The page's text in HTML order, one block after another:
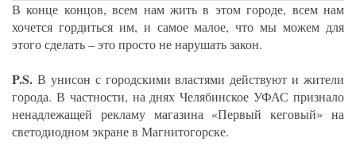
В конце концов, всем нам жить в этом городе, всем нам
хочется гордиться им, и самое малое, что мы можем для
этого сделать – это просто не нарушать закон.
P.S. В унисон с городскими властями действуют и жители
города. В частности, на днях Челябинское УФАС признало
ненадлежащей рекламу магазина «Первый кеговый» на
светодиодном экране в Магнитогорске.